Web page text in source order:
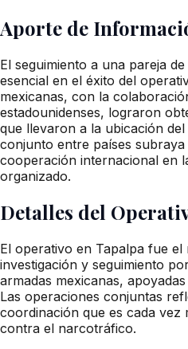
Aporte de
El seguimiento a una pareja
esencial en el éxito del
mexicanas, con la
estadounidenses, lograron
que llevaron a la ubicación
conjunto entre países
cooperación internacional en
organizado.
Detalles del
El operativo en Tapalpa fue el
investigación y seguimiento
armadas mexicanas,
Las operaciones conjuntas
coordinación que es cada vez
contra el narcotráfico.